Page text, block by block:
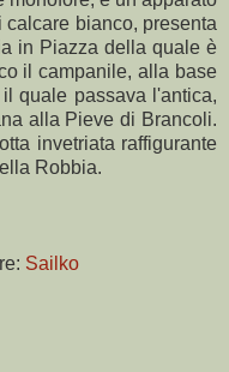
bianco, presenta
in Piazza della quale è
il campanile, alla base
quale passava l'antica,
alla Pieve di Brancoli.
invetriata raffigurante
Robbia.
Sailko